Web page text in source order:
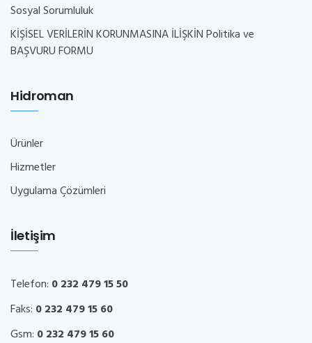
Sosyal Sorumluluk
KİŞİSEL VERİLERİN KORUNMASINA İLİŞKİN Politika ve
BAŞVURU FORMU
Hidroman
Ürünler
Hizmetler
Uygulama Çözümleri
İletişim
Telefon: 0 232 479 15 50
Faks: 0 232 479 15 60
Gsm: 0 232 479 15 60